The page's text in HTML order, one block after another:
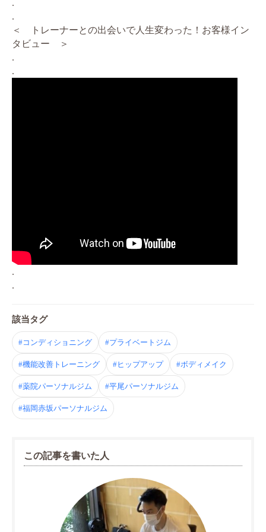
.
.
＜ トレーナーとの出会いで人生変わった！お客様イン
タビュー ＞
.
.
.
.
該当タグ
#コンディショニング #プライベートジム
#機能改善トレーニング #ヒップアップ #ボディメイク
#薬院パーソナルジム #平尾パーソナルジム
#福岡赤坂パーソナルジム
この記事を書いた人